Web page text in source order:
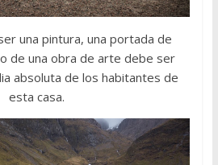
una pintura, una portada de
de una obra de arte debe ser
absoluta de los habitantes de
esta casa.